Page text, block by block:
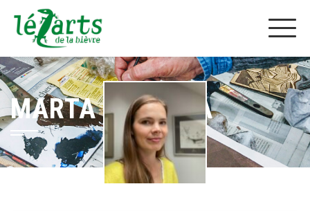
MARTA FONFARA